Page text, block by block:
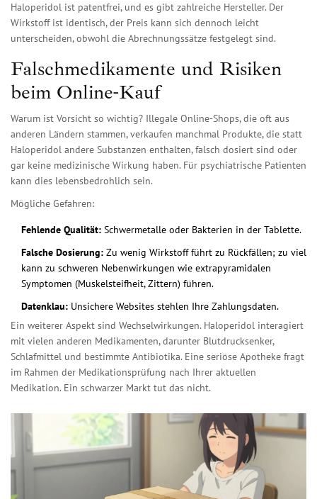
Haloperidol ist patentfrei, und es gibt zahlreiche Hersteller. Der
Wirkstoff ist identisch, der Preis kann sich dennoch leicht
unterscheiden, obwohl die Abrechnungssätze festgelegt sind.
Falschmedikamente und Risiken
beim Online-Kauf
Warum ist Vorsicht so wichtig? Illegale Online-Shops, die oft aus
anderen Ländern stammen, verkaufen manchmal Produkte, die statt
Haloperidol andere Substanzen enthalten, falsch dosiert sind oder
gar keine medizinische Wirkung haben. Für psychiatrische Patienten
kann dies lebensbedrohlich sein.
Mögliche Gefahren:
Fehlende Qualität: Schwermetalle oder Bakterien in der Tablette.
Falsche Dosierung: Zu wenig Wirkstoff führt zu Rückfällen; zu viel
kann zu schweren Nebenwirkungen wie extrapyramidalen
Symptomen (Muskelsteifheit, Zittern) führen.
Datenklau: Unsichere Websites stehlen Ihre Zahlungsdaten.
Ein weiterer Aspekt sind Wechselwirkungen. Haloperidol interagiert
mit vielen anderen Medikamenten, darunter Blutdrucksenker,
Schlafmittel und bestimmte Antibiotika. Eine seriöse Apotheke fragt
im Rahmen der Medikationsprüfung nach Ihrer aktuellen
Medikation. Ein schwarzer Markt tut das nicht.